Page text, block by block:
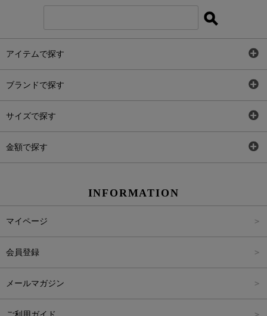
アイテムで探す
ブランドで探す
サイズで探す
金額で探す
INFORMATION
マイページ
会員登録
メールマガジン